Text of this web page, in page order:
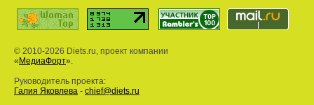
© 2010-2026 Diets.ru, проект компании
« МедиаФорт».
Руководитель проекта:
Галия Яковлева - chief@diets.ru